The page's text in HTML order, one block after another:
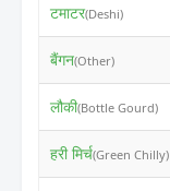
टमाटर(Deshi)
बैंगन(Other)
लौकी(Bottle Gourd)
हरी मिर्च(Green Chilly)